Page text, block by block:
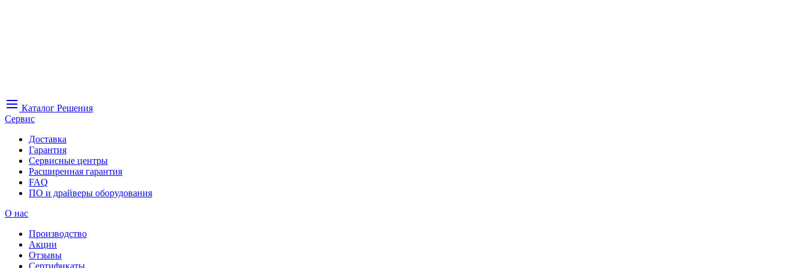
Каталог Решения
Сервис
Доставка
Гарантия
Сервисные центры
Расширенная гарантия
FAQ
ПО и драйверы оборудования
О нас
Производство
Акции
Отзывы
Сертификаты